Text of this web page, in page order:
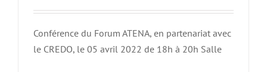
Conférence du Forum ATENA, en partenariat avec
le CREDO, le 05 avril 2022 de 18h à 20h Salle